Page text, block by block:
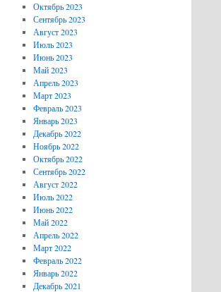
Октябрь 2023
Сентябрь 2023
Август 2023
Июль 2023
Июнь 2023
Май 2023
Апрель 2023
Март 2023
Февраль 2023
Январь 2023
Декабрь 2022
Ноябрь 2022
Октябрь 2022
Сентябрь 2022
Август 2022
Июль 2022
Июнь 2022
Май 2022
Апрель 2022
Март 2022
Февраль 2022
Январь 2022
Декабрь 2021